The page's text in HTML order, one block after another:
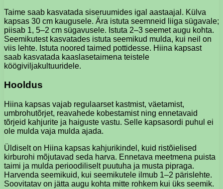
Taime saab kasvatada siseruumides igal aastaajal. Külva
kapsas 30 cm kaugusele. Ära istuta seemneid liiga sügavale;
piisab 1, 5–2 cm sügavusele. Istuta 2–3 seemet augu kohta.
Seemikutest kasvatades istuta seemikud mulda, kui neil on
viis lehte. Istuta noored taimed pottidesse. Hiina kapsast
saab kasvatada kaaslasetaimena teistele
köögiviljakultuuridele.
Hooldus
Hiina kapsas vajab regulaarset kastmist, väetamist,
umbrohutõrjet, reavahede kobestamist ning ennetavaid
tõrjeid kahjurite ja haiguste vastu. Selle kapsasordi puhul ei
ole mulda vaja mulda ajada.
Üldiselt on Hiina kapsas kahjurikindel, kuid ristõielised
kirburohi mõjutavad seda harva. Ennetava meetmena puista
taimi ja mulda perioodiliselt puutuha ja musta pipraga.
Harvenda seemikuid, kui seemikutele ilmub 1–2 pärislehte.
Soovitatav on jätta augu kohta mitte rohkem kui üks seemik.